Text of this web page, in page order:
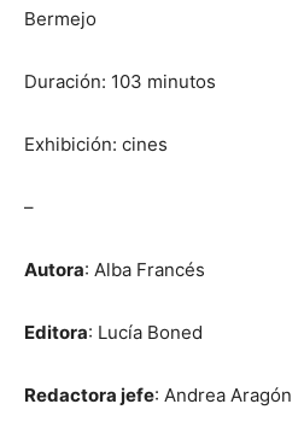
Bermejo
Duración: 103 minutos
Exhibición: cines
–
Autora: Alba Francés
Editora: Lucía Boned
Redactora jefe: Andrea Aragón